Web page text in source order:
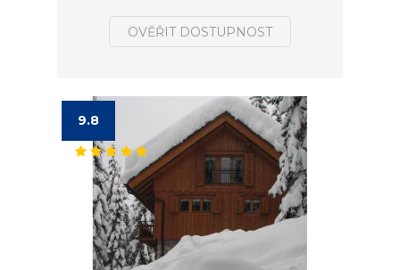
OVĚŘIT DOSTUPNOST
9.8